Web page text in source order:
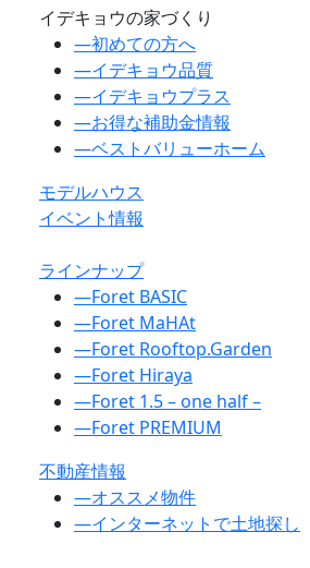
イデキョウの家づくり
―初めての方へ
―イデキョウ品質
―イデキョウプラス
―お得な補助金情報
―ベストバリューホーム
モデルハウス
イベント情報
ラインナップ
―Foret BASIC
―Foret MaHAt
―Foret Rooftop.Garden
―Foret Hiraya
―Foret 1.5 – one half –
―Foret PREMIUM
不動産情報
―オススメ物件
―インターネットで土地探し